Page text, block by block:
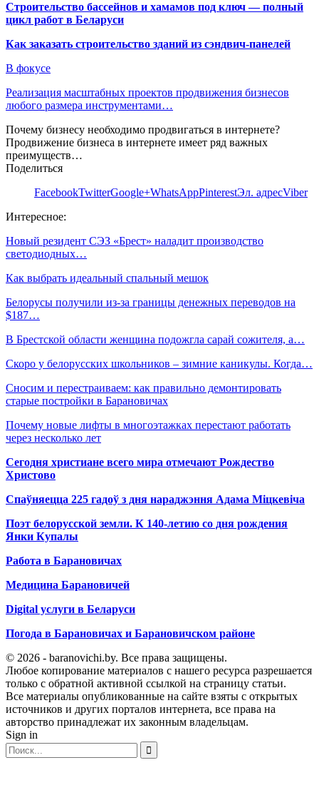
Строительство бассейнов и хамамов под ключ — полный
цикл работ в Беларуси
Как заказать строительство зданий из сэндвич-панелей
В фокусе
Реализация масштабных проектов продвижения бизнесов
любого размера инструментами…
Почему бизнесу необходимо продвигаться в интернете?
Продвижение бизнеса в интернете имеет ряд важных
преимуществ…
Поделиться
FacebookTwitterGoogle+WhatsAppPinterestЭл. адресViber
Интересное:
Новый резидент СЭЗ «Брест» наладит производство
светодиодных…
Как выбрать идеальный спальный мешок
Белорусы получили из-за границы денежных переводов на
$187…
В Брестской области женщина подожгла сарай сожителя, а…
Скоро у белорусских школьников – зимние каникулы. Когда…
Сносим и перестраиваем: как правильно демонтировать
старые постройки в Барановичах
Почему новые лифты в многоэтажках перестают работать
через несколько лет
Сегодня христиане всего мира отмечают Рождество
Христово
Спаўняецца 225 гадоў з дня нараджэння Адама Міцкевіча
Поэт белорусской земли. К 140-летию со дня рождения
Янки Купалы
Работа в Барановичах
Медицина Барановичей
Digital услуги в Беларуси
Погода в Барановичах и Барановичском районе
© 2026 - baranovichi.by. Все права защищены.
Любое копирование материалов с нашего ресурса разрешается
только с обратной активной ссылкой на страницу статьи.
Все материалы опубликованные на сайте взяты с открытых
источников и других порталов интернета, все права на
авторство принадлежат их законным владельцам.
Sign in